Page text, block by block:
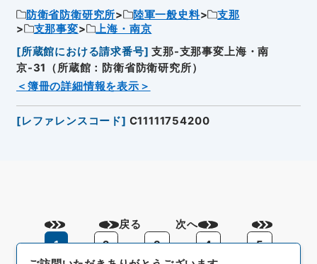
防衛省防衛研究所 陸軍一般史料
支那
支那事変
上海・南京
[所蔵館における請求番号] 支那-支那事変上海・南
京-31（所蔵館：防衛省防衛研究所）
＜簿冊の詳細情報を表示＞
[レファレンスコード] C11111754200
戻る
1
2 3 4 5
次へ